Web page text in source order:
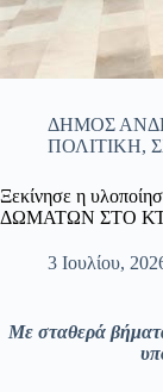
ΔΗΜΟΣ
ΠΟΛΙΤΙΚΗ,
Ξεκίνησε η
ΔΩΜΑΤΩΝ ΣΤΟ
3 Ιουλίου,
Με σταθερά